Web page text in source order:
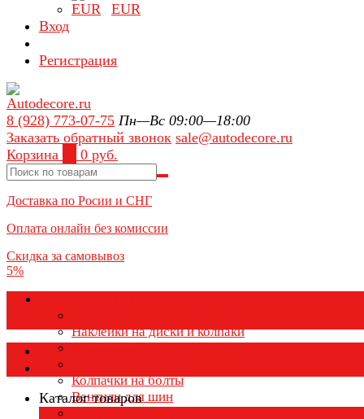
EUR
Вход
Регистрация
8 (928) 773-07-75 Пн—Вс 09:00—18:00
Заказать обратный звонок sale@autodecore.ru
Корзина
0 руб.
Доставка по Росии и СНГ
Оплата онлайн без комиссии
Скидка за самовывоз
5%
Наклейки на диски и колпаки
Колпаки на колеса
Колпачки на болты
Вентили для шин
Каталог товаров
Каталог товаров